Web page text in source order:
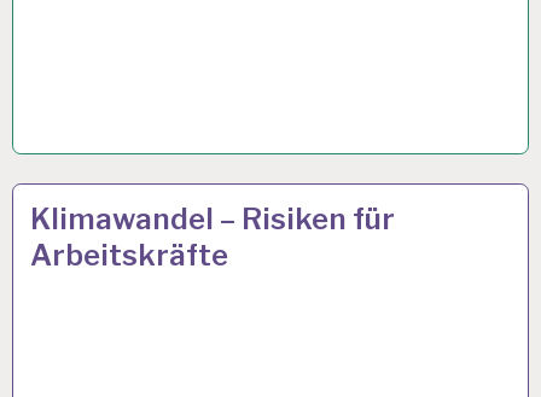
50PLUS…
Klimawandel – Risiken für
Arbeitskräfte
25 APR. 2024